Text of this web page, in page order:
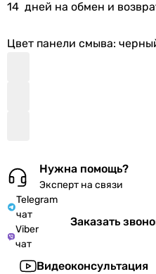
14 дней на обмен и
Цвет панели смыва:
Нужна помощь?
Эксперт на связи
Telegram
чат
Viber
чат
Заказать
Видеоконсультация